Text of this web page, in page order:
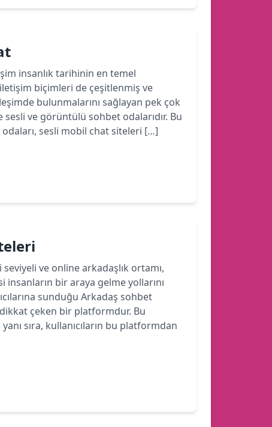
insanlık tarihinin en temel
biçimleri de çeşitlenmiş ve
bulunmalarını sağlayan pek çok
ve görüntülü sohbet odalarıdır. Bu
sesli mobil chat siteleri […]
ve online arkadaşlık ortamı,
bir araya gelme yollarını
sunduğu Arkadaş sohbet
çeken bir platformdur. Bu
sıra, kullanıcıların bu platformdan